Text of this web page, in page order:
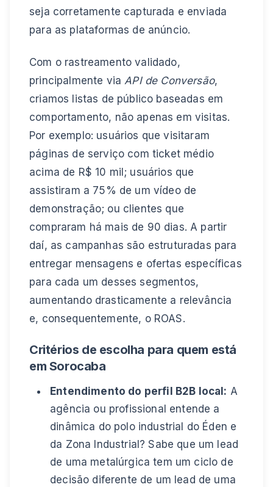
seja corretamente capturada e enviada
para as plataformas de anúncio.
Com o rastreamento validado,
principalmente via API de Conversão,
criamos listas de público baseadas em
comportamento, não apenas em visitas.
Por exemplo: usuários que visitaram
páginas de serviço com ticket médio
acima de R$ 10 mil; usuários que
assistiram a 75% de um vídeo de
demonstração; ou clientes que
compraram há mais de 90 dias. A partir
daí, as campanhas são estruturadas para
entregar mensagens e ofertas específicas
para cada um desses segmentos,
aumentando drasticamente a relevância
e, consequentemente, o ROAS.
Critérios de escolha para quem está
em Sorocaba
Entendimento do perfil B2B local: A
agência ou profissional entende a
dinâmica do polo industrial do Éden e
da Zona Industrial? Sabe que um lead
de uma metalúrgica tem um ciclo de
decisão diferente de um lead de uma